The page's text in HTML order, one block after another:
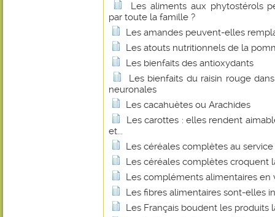
Les aliments aux phytostérols
par toute la famille ?
Les amandes peuvent-elles
Les atouts nutritionnels de la
Les bienfaits des antioxydants
Les bienfaits du raisin rouge
neuronales
Les cacahuètes ou Arachides
Les carottes : elles rendent
et...
Les céréales complètes au
Les céréales complètes croquent
Les compléments alimentaires en
Les fibres alimentaires sont-elles
Les Français boudent les produits